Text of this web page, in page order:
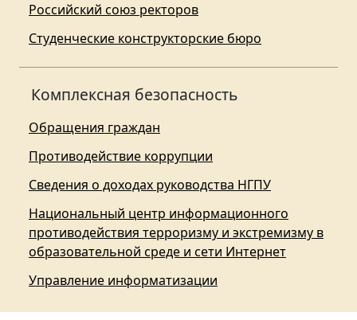
Российский союз ректоров
Студенческие конструкторские бюро
Комплексная безопасность
Обращения граждан
Противодействие коррупции
Сведения о доходах руководства НГПУ
Национальный центр информационного
противодействия терроризму и экстремизму в
образовательной среде и сети Интернет
Управление информатизации